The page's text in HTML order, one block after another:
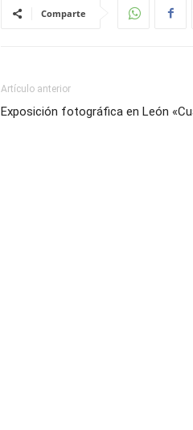
Comparte
Artículo anterior
Exposición fotográfica en León